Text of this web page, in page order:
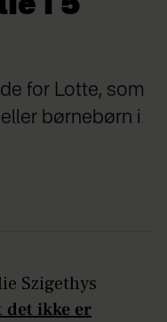
i 5
for Lotte, som
børnebørn i
Szigethys
det ikke er